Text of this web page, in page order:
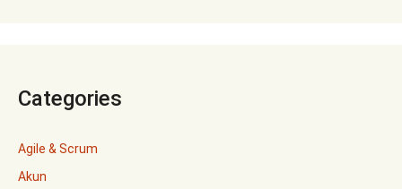
Categories
Agile & Scrum
Akun